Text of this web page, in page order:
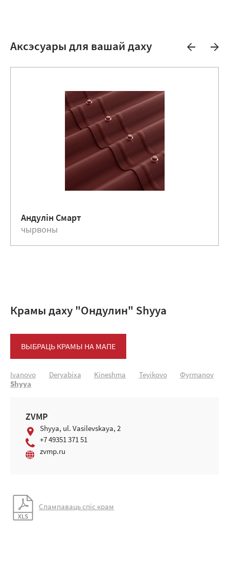
Аксэсуары для вашай даху
Андулiн Смарт
чырвоны
Крамы даху "Ондулин" Shуya
ВЫБРАЦЬ КРАМЫ НА МАПЕ
Ivanovo Deryabiхa Kineshma Teyikоvо
Фуrmanоv
Shуya
ZVMP
Shуya, ul. Vasilevskaya, 2
+7 49351 371 51
zvmp.ru
Спампаваць спіс крам